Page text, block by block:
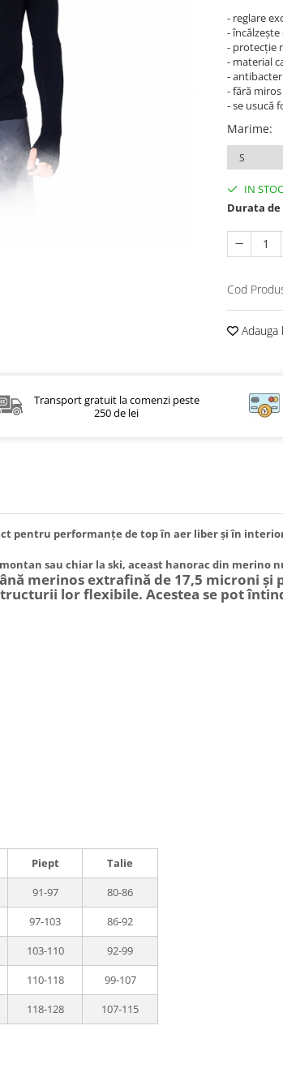
- reglare
-
- protecţie
- material
-
- fără
- se usucă
Marime:
IN STOC
Durata
Cod
Adauga
Transport gratuit la comenzi peste
250 de lei
pentru performanțe de top în aer liber și în
sau chiar la ski, aceast hanorac din merino
merinos extrafină de 17,5 microni
lor flexibile. Acestea se pot
Piept
Talie
91-97
80-86
97-103
86-92
103-110
92-99
110-118
99-107
118-128 107-115